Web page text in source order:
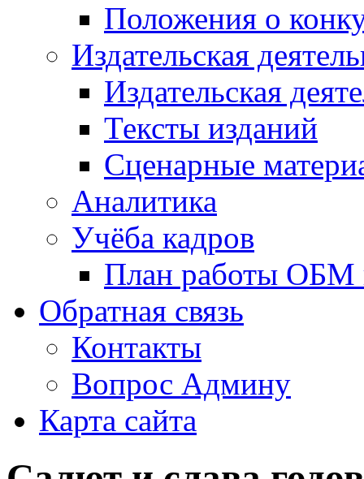
Положения о
Издательская
Издательская
Тексты изданий
Сценарные
Аналитика
Учёба кадров
План работы ОБМ
Обратная связь
Контакты
Вопрос Админу
Карта сайта